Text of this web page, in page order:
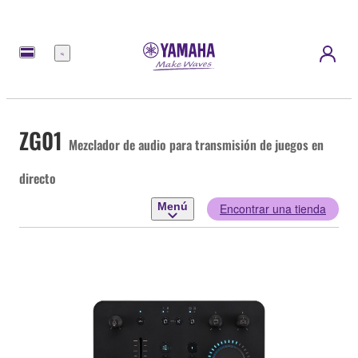
Menú
ZG01 Mezclador de audio para transmisión de juegos en
directo
Menú Encontrar una tienda